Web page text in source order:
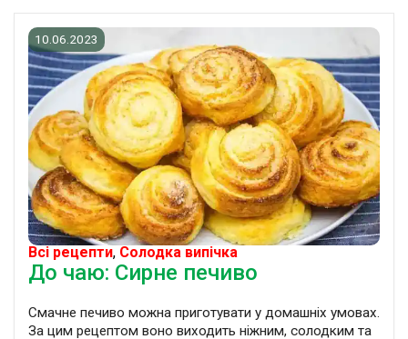
10.06.2023
Всі рецепти, Солодка випічка
До чаю: Сирне печиво
Смачне печиво можна приготувати у домашніх умовах.
За цим рецептом воно виходить ніжним, солодким та